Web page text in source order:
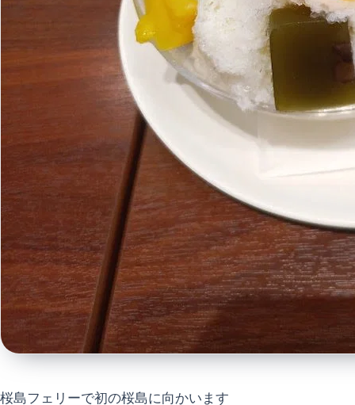
桜島フェリーで初の桜島に向かいます